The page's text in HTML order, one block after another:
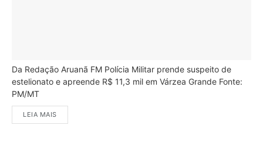
Da Redação Aruanã FM Polícia Militar prende suspeito de
estelionato e apreende R$ 11,3 mil em Várzea Grande Fonte:
PM/MT
LEIA MAIS